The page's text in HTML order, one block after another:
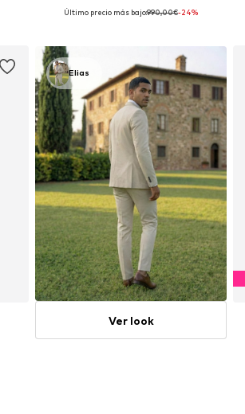
Tallas disponibles: 50, 52, 54, 56
Último precio más bajo:990,00€-24%
Elias
Ver look